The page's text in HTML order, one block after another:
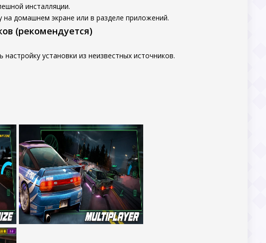
инсталляции.
домашнем экране или в разделе приложений.
(рекомендуется)
установки из неизвестных источников.